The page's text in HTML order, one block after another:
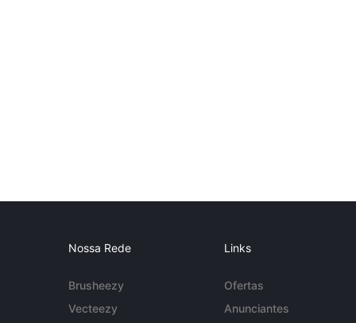
Nossa Rede
Brusheezy
Vecteezy
Links
Ofertas
Anunciantes